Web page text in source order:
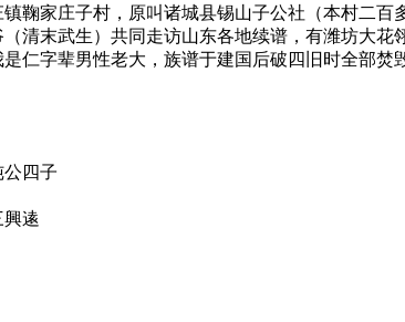
鞠家庄子村，原叫诸城县锡山子公社（本村二百
清末武生）共同走访山东各地续谱，有潍坊大
仁字辈男性老大，族谱于建国后破四旧时全部焚
公四子
興逺